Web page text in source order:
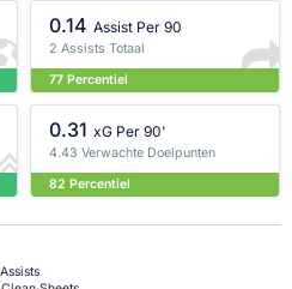
0.14 Assist Per 90
2 Assists Totaal
77 Percentiel
0.31 xG Per 90'
4.43 Verwachte Doelpunten
82 Percentiel